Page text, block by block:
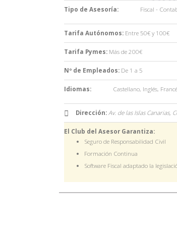
Tipo de Asesoría: Fiscal -
Tarifa Autónomos: Entre 50€ y 100€
Tarifa Pymes: Más de 200€
Nº de Empleados: De 1 a 5
Idiomas: Castellano, Inglés,
Dirección: Av. de las Islas Canarias,
El Club del Asesor Garantiza:
Seguro de Responsabilidad Civil
Formación Continua
Software Fiscal adaptado la